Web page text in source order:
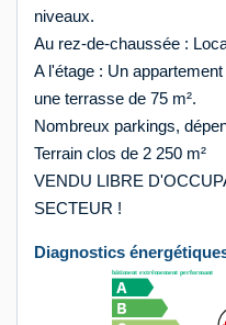
niveaux.
Au rez-de-chaussée :
A l'étage : Un
une terrasse de 75 m².
Nombreux parkings,
Terrain clos de 2 250 m²
VENDU LIBRE
SECTEUR !
Diagnostics